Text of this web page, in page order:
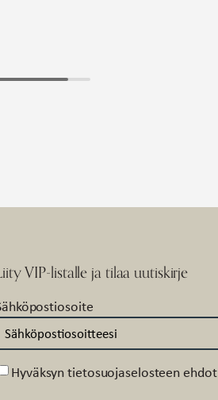
VIP-listalle ja tilaa uutiskirje
Hyväksyn tietosuojaselosteen ehdot